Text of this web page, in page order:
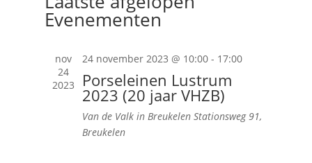
Evenementen
nov
24
2023
24 november 2023 @ 10:00 - 17:00
Porseleinen Lustrum
2023 (20 jaar VHZB)
Van de Valk in BreukelenStationsweg 91,
Breukelen